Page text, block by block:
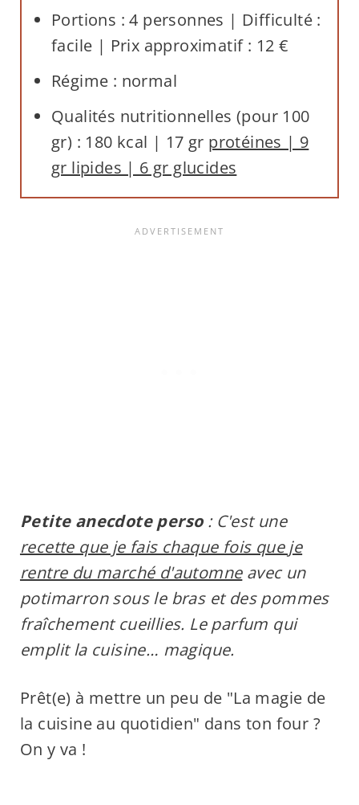
Portions : 4 personnes | Difficulté :
facile | Prix approximatif : 12 €
Régime : normal
Qualités nutritionnelles (pour 100
gr) : 180 kcal | 17 gr protéines | 9
gr lipides | 6 gr glucides
Petite anecdote perso: C'est une
recette que je fais chaque fois que je
rentre du marché d'automneavec un
potimarron sous le bras et des pommes
fraîchement cueillies. Le parfum qui
emplit la cuisine… magique.
Prêt(e) à mettre un peu de "La magie de
la cuisine au quotidien" dans ton four ?
On y va !